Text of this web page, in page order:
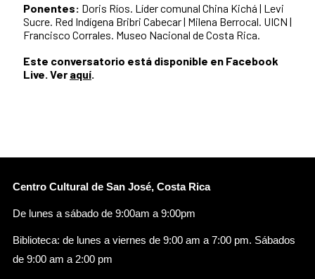
Ponentes: Doris Ríos. Líder comunal China Kichá | Levi
Sucre. Red Indígena Bribri Cabecar | Milena Berrocal. UICN |
Francisco Corrales. Museo Nacional de Costa Rica.
Este conversatorio está disponible en Facebook
Live. Ver aquí
Centro Cultural de San José, Costa Rica
De lunes a sábado de 9:00am a 9:00pm
Biblioteca: de lunes a viernes de 9:00 am a 7:00 pm. Sábados
de 9:00 am a 2:00 pm